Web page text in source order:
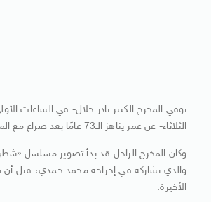
توفي المخرج الكبير نادر جلال- في الساعات
الثلاثاء- عن عمر يناهز الـ73 عامًا بعد صراع مع المرض.
وكان المخرج الراحل قد بدأ تصوير مسلسل
والذي يشاركه في إخراجه محمد حمدي، قبل أن
الأخيرة.